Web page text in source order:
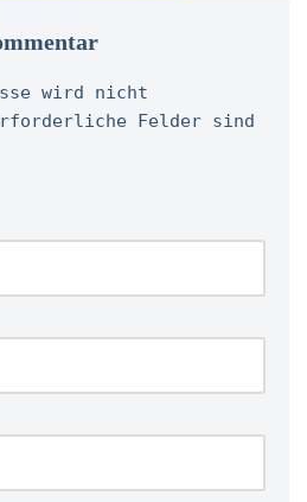
wird nicht
Felder sind